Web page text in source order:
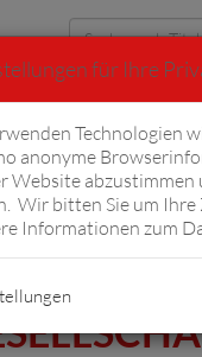
Erweiterte
Fiftyfifty
für Ihre
Technologien
anonyme
Website abzustimmen
Wir bitten Sie um Ihre
Informationen zum